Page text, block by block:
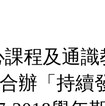
程及通
辦「持續